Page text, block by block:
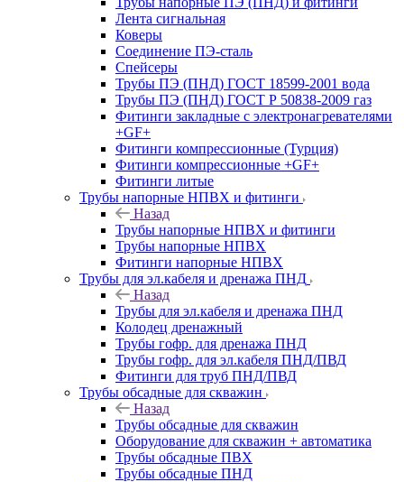
Лента сигнальная
Коверы
Соединение ПЭ-сталь
Спейсеры
Трубы ПЭ (ПНД) ГОСТ 18599-2001 вода
Трубы ПЭ (ПНД) ГОСТ Р 50838-2009 газ
Фитинги закладные с электронагревателями
+GF+
Фитинги компрессионные (Турция)
Фитинги компрессионные +GF+
Фитинги литые
Трубы напорные НПВХ и фитинги
Назад
Трубы напорные НПВХ и фитинги
Трубы напорные НПВХ
Фитинги напорные НПВХ
Трубы для эл.кабеля и дренажа ПНД
Назад
Трубы для эл.кабеля и дренажа ПНД
Колодец дренажный
Трубы гофр. для дренажа ПНД
Трубы гофр. для эл.кабеля ПНД/ПВД
Фитинги для труб ПНД/ПВД
Трубы обсадные для скважин
Назад
Трубы обсадные для скважин
Оборудование для скважин + автоматика
Трубы обсадные ПВХ
Трубы обсадные ПНД